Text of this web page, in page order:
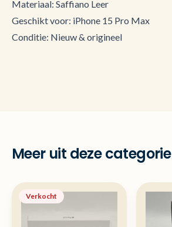
Materiaal: Saffiano Leer
Geschikt voor: iPhone 15 Pro Max
Conditie: Nieuw & origineel
Meer uit deze categorie
Verkocht